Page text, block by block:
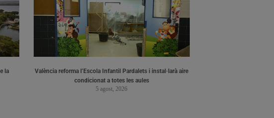
la
València reforma l’Escola Infantil Pardalets i instal·larà aire
condicionat a totes les aules
5 agost, 2026